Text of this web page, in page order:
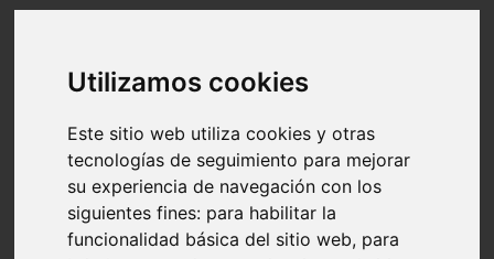
Utilizamos cookies
Este sitio web utiliza cookies y otras
tecnologías de seguimiento para mejorar
su experiencia de navegación con los
siguientes fines: para habilitar la
funcionalidad básica del sitio web, para
buena época para comprar
responsablementecosas que necesitamos o
queremos incorporar a nuestra vida,
ahorrándonos algo de dinero.
Te comparto algunas de las que han pasado